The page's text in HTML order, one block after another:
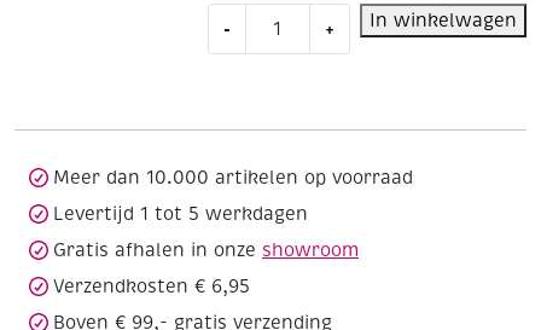
-
ledenpop,
+ In winkelwagen
Meer dan 10.000 artikelen op voorraad
Levertijd 1 tot 5 werkdagen
Gratis afhalen in onze showroom
Verzendkosten € 6,95
Boven € 99,- gratis verzending